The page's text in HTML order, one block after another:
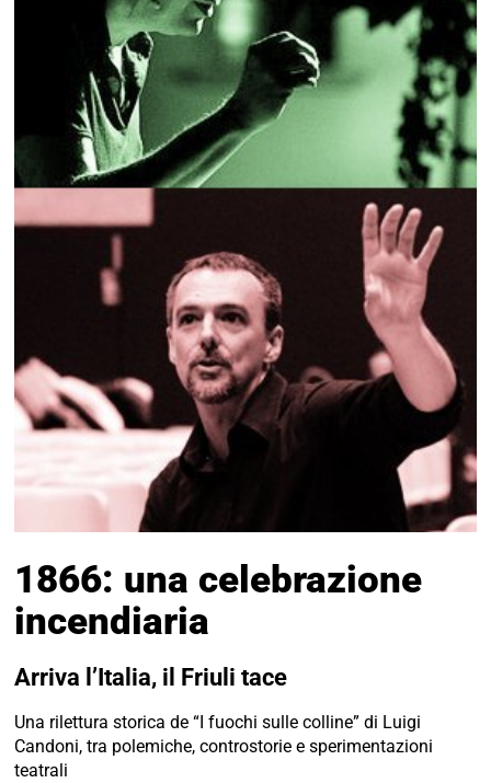
1866: una celebrazione
incendiaria
Arriva l’Italia, il Friuli tace
Una rilettura storica de “I fuochi sulle colline” di Luigi
Candoni, tra polemiche, controstorie e sperimentazioni
teatrali